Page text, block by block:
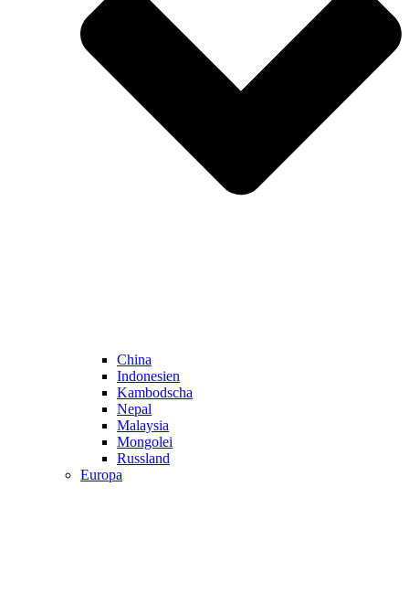
China
Indonesien
Kambodscha
Nepal
Malaysia
Mongolei
Russland
Europa